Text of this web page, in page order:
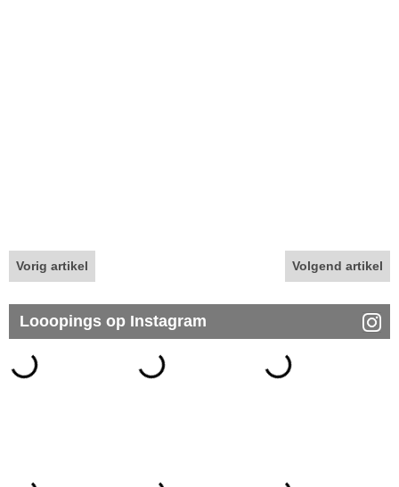
Vorig artikel Volgend artikel
Looopings op Instagram